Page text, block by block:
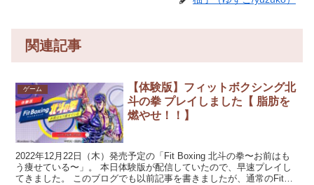
関連記事
ゲーム
【体験版】フィットボクシング北
斗の拳 プレイしました【 脂肪を
燃やせ！！】
2022年12月22日（木）発売予定の「Fit Boxing 北斗の拳〜お前はも
う痩せている〜」。 本日体験版が配信していたので、早速プレイし
てきました。 このブログでも以前記事を書きましたが、通常のFit